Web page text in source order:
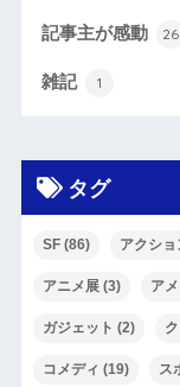
記事主が感動 26
雑記 1
タグ
SF(86) アクショ
アニメ展(3) ア
ガジェット (2)
コメディ (19) ス